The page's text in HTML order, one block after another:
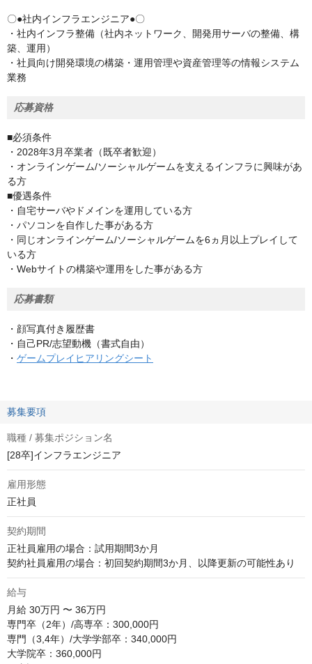
〇●社内インフラエンジニア●〇
・社内インフラ整備（社内ネットワーク、開発用サーバの整備、構
築、運用）
・社員向け開発環境の構築・運用管理や資産管理等の情報システム
業務
応募資格
■必須条件
・2028年3月卒業者（既卒者歓迎）
・オンラインゲーム/ソーシャルゲームを支えるインフラに興味があ
る方
■優遇条件
・自宅サーバやドメインを運用している方
・パソコンを自作した事がある方
・同じオンラインゲーム/ソーシャルゲームを6ヵ月以上プレイして
いる方
・Webサイトの構築や運用をした事がある方
応募書類
・顔写真付き履歴書
・自己PR/志望動機（書式自由）
・ ゲームプレイヒアリングシート
募集要項
職種 / 募集ポジション名
[28卒]インフラエンジニア
雇用形態
正社員
契約期間
正社員雇用の場合：試用期間3か月
契約社員雇用の場合：初回契約期間3か月、以降更新の可能性あり
給与
月給 30万円 〜 36万円
専門卒（2年）/高専卒：300,000円
専門（3,4年）/大学学部卒：340,000円
大学院卒：360,000円